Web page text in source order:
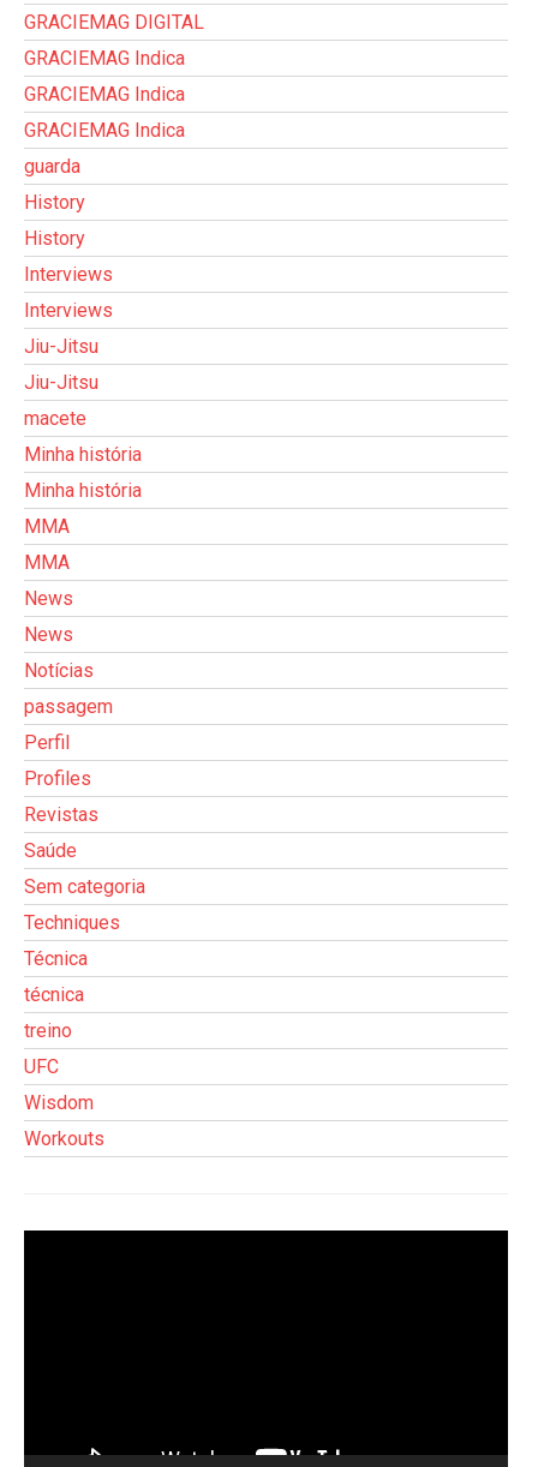
GRACIEMAG DIGITAL
GRACIEMAG Indica
GRACIEMAG Indica
GRACIEMAG Indica
guarda
History
History
Interviews
Interviews
Jiu-Jitsu
Jiu-Jitsu
macete
Minha história
Minha história
MMA
MMA
News
News
Notícias
passagem
Perfil
Profiles
Revistas
Saúde
Sem categoria
Techniques
Técnica
técnica
treino
UFC
Wisdom
Workouts